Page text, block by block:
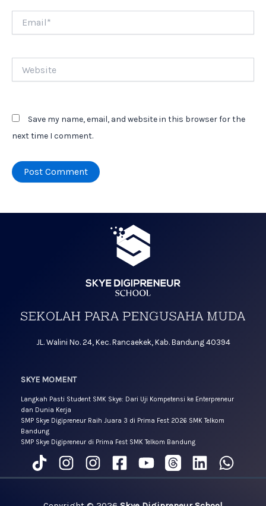
Save my name, email, and website in this browser for the
next time I comment.
JL. Walini No. 24, Kec. Rancaekek, Kab. Bandung 40394
SKYE MOMENT
Langkah Pasti Student SMK Skye: Dari Uji Kompetensi ke Enterpreneur
dan Dunia Kerja
SMP Skye Digipreneur Raih Juara 3 di Prima Fest 2026 SMK Telkom
Bandung
SMP Skye Digipreneur di Prima Fest SMK Telkom Bandung